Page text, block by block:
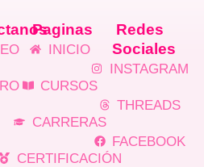
Paginas
INICIO
CURSOS
CARRERAS
CERTIFICACIÓN
Redes
Sociales
INSTAGRAM
THREADS
FACEBOOK